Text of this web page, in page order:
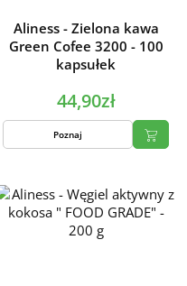
Aliness - Zielona kawa
Green Cofee 3200 - 100
kapsułek
44,90zł
Poznaj